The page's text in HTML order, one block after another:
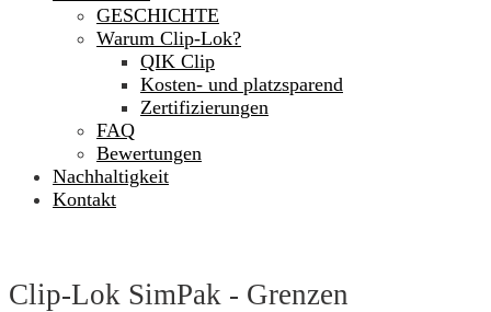
GESCHICHTE
Warum Clip-Lok?
QIK Clip
Kosten- und platzsparend
Zertifizierungen
FAQ
Bewertungen
Nachhaltigkeit
Kontakt
Clip-Lok SimPak - Grenzen